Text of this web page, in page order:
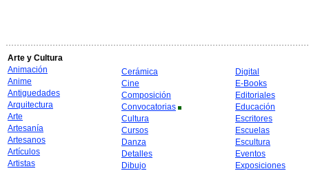
Arte y Cultura
Animación
Anime
Antiguedades
Arquitectura
Arte
Artesanía
Artesanos
Artículos
Artistas
Cerámica
Cine
Composición
Convocatorias
Cultura
Cursos
Danza
Detalles
Dibujo
Digital
E-Books
Editoriales
Educación
Escritores
Escuelas
Escultura
Eventos
Exposiciones